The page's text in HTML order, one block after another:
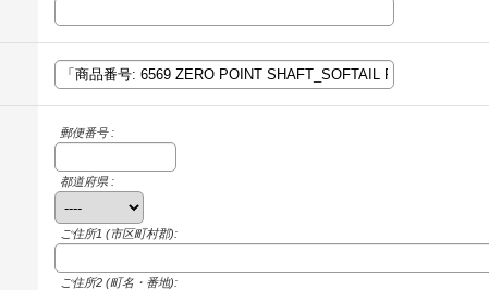
郵便番号 :
都道府県 :
ご住所1 (市区町村郡):
ご住所2 (町名・番地):